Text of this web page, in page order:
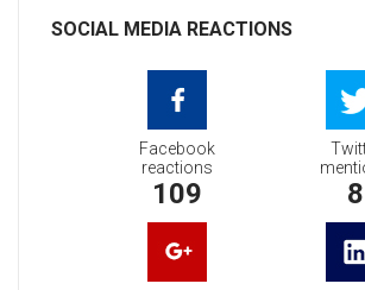
SOCIAL MEDIA REACTIONS
Facebook
reactions
109 8